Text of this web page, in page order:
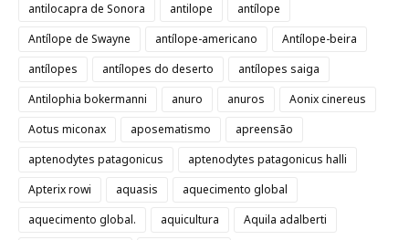
antilocapra de Sonora
antilope
antílope
Antílope de Swayne
antílope-americano
Antílope-beira
antílopes
antílopes do deserto
antílopes saiga
Antilophia bokermanni
anuro anuros
Aonix cinereus
Aotus miconax
aposematismo
apreensão
aptenodytes patagonicus
aptenodytes patagonicus halli
Apterix rowi
aquasis
aquecimento global
aquecimento global.
aquicultura
Aquila adalberti